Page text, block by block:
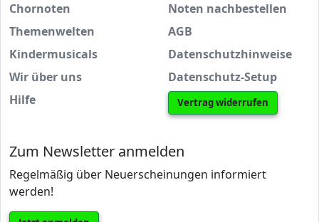
Chornoten
Themenwelten
Kindermusicals
Wir über uns
Hilfe
Noten nachbestellen
AGB
Datenschutzhinweise
Datenschutz-Setup
Vertrag widerrufen
Zum Newsletter anmelden
Regelmäßig über Neuerscheinungen informiert
werden!